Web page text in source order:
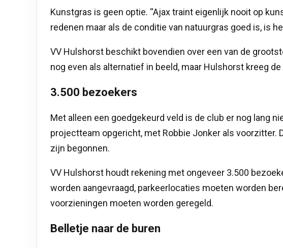
Kunstgras is geen optie. “Ajax traint eigenlijk nooit op
redenen maar als de conditie van natuurgras goed is, is
VV Hulshorst beschikt bovendien over een van de
nog even als alternatief in beeld, maar Hulshorst kreeg
3.500 bezoekers
Met alleen een goedgekeurd veld is de club er nog lang
projectteam opgericht, met Robbie Jonker als voorzitter.
zijn begonnen.
VV Hulshorst houdt rekening met ongeveer 3.500
worden aangevraagd, parkeerlocaties moeten worden
voorzieningen moeten worden geregeld.
Belletje naar de buren